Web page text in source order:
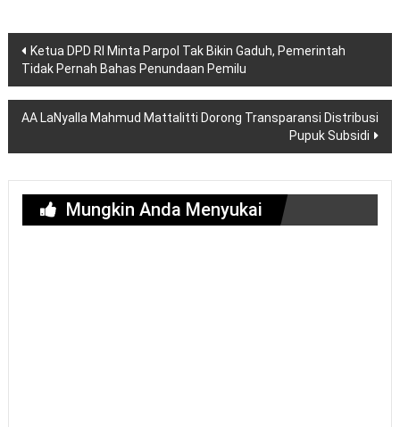
Navigasi
pos
Ketua DPD RI Minta Parpol Tak Bikin Gaduh, Pemerintah
Tidak Pernah Bahas Penundaan Pemilu
AA LaNyalla Mahmud Mattalitti Dorong Transparansi Distribusi
Pupuk Subsidi
Mungkin Anda Menyukai